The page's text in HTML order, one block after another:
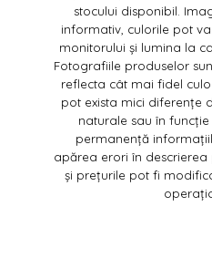
stocului disponibil.
informativ, culorile pot
monitorului și lumina la
Fotografiile produselor
reflecta cât mai fidel
pot exista mici diferențe
naturale sau în
permanență
apărea erori în descrierea
și prețurile pot fi